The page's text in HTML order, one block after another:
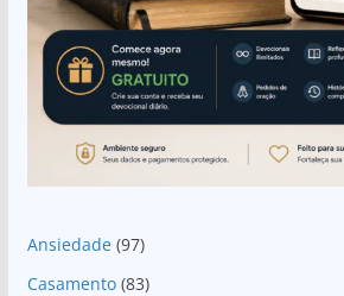
Ansiedade(97)
Casamento(83)